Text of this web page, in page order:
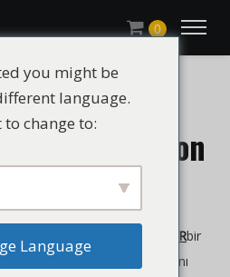
0
| Migrasyon
çalışanıyım CHROMÉCLAIRbir
Bugün, size yardımcı olacağını
you might be
language.
change to:
Language